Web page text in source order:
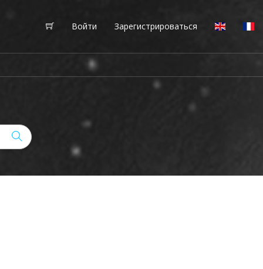
Войти Зарегистрироваться